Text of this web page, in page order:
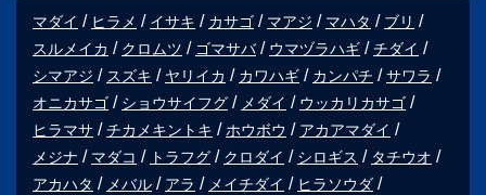
マダイ ヒラメ イサキ カサゴ マアジ マハタ
ブリ
スルメイカ
クロムツ ゴマサバ ウマヅラハギ
チダイ
シマアジ
スズキ ヤリイカ カワハギ カンパチ
サワラ
オニカサゴ
ショウサイフグ メダイ
ウッカリカサゴ
ヒラマサ
チカメキントキ ホウボウ
アカアマダイ
メジナ
マダコ トラフグ クロダイ シロギス
タチウオ
アカハタ
メバル アラ メイチダイ
ヒラソウダ